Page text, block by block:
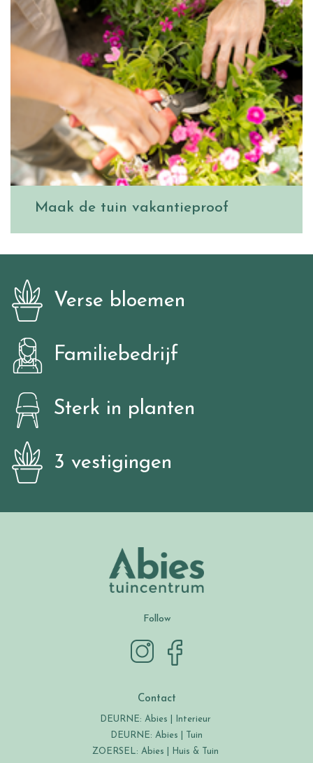
Maak de tuin vakantieproof
Verse bloemen
Familiebedrijf
Sterk in planten
3 vestigingen
Follow
Contact
DEURNE: Abies | Interieur
DEURNE: Abies | Tuin
ZOERSEL: Abies | Huis & Tuin